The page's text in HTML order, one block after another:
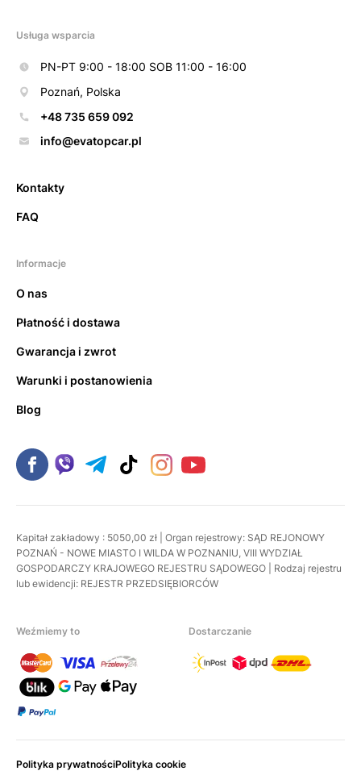
Usługa wsparcia
PN-PT 9:00 - 18:00 SOB 11:00 - 16:00
Poznań, Polska
+48 735 659 092
info@evatopcar.pl
Kontakty
FAQ
Informacje
O nas
Płatność i dostawa
Gwarancja i zwrot
Warunki i postanowienia
Blog
Kapitał zakładowy : 5050,00 zł | Organ rejestrowy: SĄD REJONOWY
POZNAŃ - NOWE MIASTO I WILDA W POZNANIU, VIII WYDZIAŁ
GOSPODARCZY KRAJOWEGO REJESTRU SĄDOWEGO | Rodzaj rejestru
lub ewidencji: REJESTR PRZEDSIĘBIORCÓW
Weźmiemy to Dostarczanie
Polityka prywatnościPolityka cookie